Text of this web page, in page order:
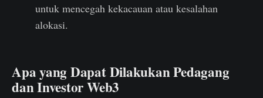
untuk mencegah kekacauan atau kesalahan
alokasi.
Apa yang Dapat Dilakukan Pedagang
dan Investor Web3